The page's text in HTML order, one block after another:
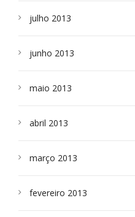
julho 2013
junho 2013
maio 2013
abril 2013
março 2013
fevereiro 2013